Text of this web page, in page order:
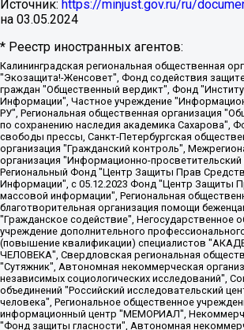
Источник: https://minjust.gov.ru/ru/
на 03.05.2024
* Реестр иностранных агентов:
Калининградская региональная общественная организация "Экозащита!-Женсовет", Фонд содействия защите прав и свобод граждан "Общественный вердикт", Фонд "Институт Развития Свободы Информации", Частное учреждение "Информационное агентство МЕМО. РУ", Региональная общественная организация "Общественная комиссия по сохранению наследия академика Сахарова", Фонд поддержки свободы прессы, Санкт-Петербургская общественная правозащитная организация "Гражданский контроль", Межрегиональная общественная организация "Информационно-просветительский центр "Мемориал", Региональный Фонд "Центр Защиты Прав Средств Массовой Информации", с 05.12.2023 Фонд "Центр Защиты Прав Средств массовой информации", Региональная общественная благотворительная организация помощи беженцам и мигрантам "Гражданское содействие", Негосударственное образовательное учреждение дополнительного профессионального образования (повышение квалификации) специалистов "АКАДЕМИЯ ПО ПРАВАМ ЧЕЛОВЕКА", Свердловская региональная общественная организация "Сутяжник", Автономная некоммерческая организация "Центр независимых социологических исследований", Союз общественных объединений "Российский исследовательский центр по правам человека", Региональное общественное учреждение научно-информационный центр "МЕМОРИАЛ", Некоммерческая организация "Фонд защиты гласности", Автономная некоммерческая организация "Институт прав человека", Городская общественная организация "Екатеринбургское общество "МЕМОРИАЛ", Городская общественная организация "Рязанское историко-просветительское и правозащитное общество "Мемориал" (Рязанский Мемориал), Челябинский региональный орган общественной самодеятельности – женское общественное объединение "Женщины Евразии", Челябинский региональный орган общественной самодеятельности "Уральская правозащитная группа", Фонд содействия защите здоровья и социальной справедливости имени Андрея Рылькова, Автономная Некоммерческая Организация "Аналитический Центр Юрия Левады", Автономная некоммерческая организация социальной поддержки населения "Проект Апрель", Региональная общественная организация помощи женщинам и детям, находящимся в кризисной ситуации "Информационно-методический центр "Анна", Фонд содействия развитию массовых коммуникаций и правовому просвещению "Так-так-Так", Фонд содействия устойчивому развитию "Серебряная тайга", Свердловский региональный общественный фонд социальных проектов "Новое время", "Idel.Реалии", Кавказ.Реалии, Крым.Реалии, Телеканал Настоящее Время, Татаро-башкирская служба Радио Свобода (Azatliq Radiosi), Радио Свободная Европа/Радио Свобода (PCE/PC), "Сибирь.Реалии", "Фактограф", Благотворительный фонд помощи осужденным и их семьям, Автономная некоммерческая организация "Институт глобализации и социальных движений", Фонд "В защиту прав заключенных", Частное учреждение "Центр поддержки и содействия развитию средств массовой информации", Пензенский региональный общественный благотворительный фонд "Гражданский союз", "Север.Реалии", Некоммерческая организация Фонд "Правовая инициатива", Общество с ограниченной ответственностью "Радио Свободная Европа/Радио Свобода", Чешское информационное агентство "MEDIUM-ORIENT", Красноярская региональная общественная организация "Мы против СПИДа", Камалягин Денис Николаевич, Маркелов Сергей Евгеньевич, Пономарев Лев Александрович, Савицкая Людмила Алексеевна, Автономная некоммерческая организация "Центр по работе с проблемой насилия "НАСИЛИЮ.НЕТ", Межрегиональный профессиональный союз работников здравоохранения "Альянс врачей", Юридическое лицо, зарегистрированное в Латвийской Республике, SIA "Medusa Project" (регистрационный номер 40103797863, дата регистрации 10.06.2014), Некоммерческая организация "Фонд по борьбе с коррупцией", Автономная некоммерческая организация "Институт права и публичной политики", Баданин Роман Сергеевич, Гликин Максим Александрович, Железнова Мария Михайловна, Лукьянова Юлия Сергеевна, Маетная Елизавета Витальевна, Маняхин Петр Борисович, Чуракова Ольга Владимировна, Ярош Юлия Петровна, Юридическое лицо "The Insider SIA", зарегистрированное в Риге, Латвийская Республика (дата регистрации 26.06.2015), являющееся администратором доменного имени интернет-издания "The Insider SIA", https://theins.ru, Постернак Алексей Евгеньевич, Рубин Михаил Аркадьевич, Анин Роман Александрович, Юридическое лицо Istories fonds, зарегистрированное в Латвийской Республике (регистрационный номер 50008295751, дата регистрации 24.02.2020), Великовский Дмитрий Александрович, Долинина Ирина Николаевна, Мароховская Алеся Алексеевна, Шлейнов Роман Юрьевич, Шмагун Олеся Валентиновна, Общество с ограниченной ответственностью "Альтаир 2021", Общество с ограниченной ответственностью "Вега 2021", Общество с ограниченной ответственностью "Главный редактор 2021", Общество с ограниченной ответственностью "Ромашки монолит", Важенков Артем Валерьевич, Ивановская областная общественная организация "Центр гендерных исследований", Гурман Юрий Альбертович, Медиапроект "ОВД-Инфо", Егоров Владимир Владимирович, Жилинский Владимир Александрович, Общество с ограниченной ответственностью "ЗП", Иванова София Юрьевна, Карезина Инна Павловна, Кильтау Екатерина Викторовна, Петров Алексей Викторович, Пискунов Сергей Евгеньевич, Смирнов Сергей Сергеевич, Тихонов Михаил Сергеевич, Общество с ограниченной ответственностью "ЖУРНАЛИСТ-ИНОСТРАННЫЙ АГЕНТ", Арапова Галина Юрьевна, Вольтская Татьяна Анатольевна, Американская компания "Mason G.E.S. Anonymous Foundation" (США), являющаяся владельцем интернет-издания https://mnews.world/, Компания "Stichting Bellingcat", зарегистрированная в Нидерландах (дата регистрации 11.07.2018), Захаров Андрей Вячеславович, Клепиковская Екатерина Дмитриевна, Общество с ограниченной ответственностью "МЕМО", Перл Роман Александрович, Симонов Евгений Алексеевич, Соловьева Елена Анатольевна, Сотников Даниил Владимирович, Сурначева Елизавета Дмитриевна, Автономная некоммерческая организация по защите прав человека и информированию населения "Якутия – Наше Мнение", Общество с ограниченной ответственностью "Москоу диджитал медиа", с 26.01.2023 Общество с ограниченной ответственностью "Чайка Белые сады", Ветошкина Валерия Валерьевна, Заговора Максим Александрович, Межрегиональное общественное движение "Российская ЛГБТ - сеть", Оленичев Максим Владимирович, Павлов Иван Юрьевич, Скворцова Елена Сергеевна, Общество с ограниченной ответственностью "Как бы инагент", Кочетков Игорь Викторович, Общество с ограниченной ответственностью "Честные выборы", Еланчик Олег Александрович, Общество с ограниченной ответственностью "Нобелевский призыв", Гималова Регина Эмилевна, Григорьев Андрей Валерьевич, Григорьева Алина Александровна, Ассоциация по содействию защите прав призывников, альтернативнослужащих и военнослужащих "Правозащитная группа "Гражданин.Армия.Право", Хисамова Регина Фаритовна, Автономная некоммерческая организация по реализации социально-правовых программ "Лилит", Дальневосточное общественное движение "Маяк", Санкт-Петербургская ЛГБТ-инициативная группа "Выход", Инициативная группа ЛГБТ+ "Реверс", Алексеев Андрей Викторович, Бекбулатова Таисия Львовна, Беляев Иван Михайлович, Владыкина Елена Сергеевна, Гельман Марат Александрович, Никульшина Вероника Юрьевна, Толоконникова Надежда Андреевна, Шендерович Виктор Анатольевич, Общество с ограниченной ответственностью "Данное сообщение", Общество с ограниченной ответственностью Издательский дом "Новая глава", Айнбиндер Александра Александровна, Московский комьюнити-центр для ЛГБТ+инициатив, Благотворительный фонд развития филантропии, Deutsche Welle (Германия, Kurt-Schumacher-Strasse 3, 53113 Bonn), Борзунова Мария Михайловна, Воробьев Виктор Викторович, Голубева Анна Львовна, Константинова Алла Михайловна, Малкова Ирина Владимировна, Мурадов Мурад Абдулгалимович, Осетинская Елизавета Николаевна, Понасенков Евгений Николаевич, Ганапольский Матвей Юрьевич, Киселев Евгений Алексеевич, Борухович Ирина Григорьевна, Дремин Иван Тимофеевич, Дубровский Дмитрий Викторович, Красноярская региональная общественная организация поддержки и развития альтернативных образовательных технологий и межкультурных коммуникаций "ИНТЕРРА", Маяковская Екатерина Алексеевна, Фейгин Марк Захарович, Филимонов Андрей Викторович, Дзугкоева Регина Николаевна, Доброхотов Роман Александрович, Дудь Юрий Александрович, Елкин Сергей Владимирович, Кругликов Кирилл Игоревич, Сабунаева Мария Леонидовна, Семенов